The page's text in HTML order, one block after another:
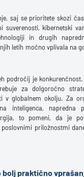
saj se prioritete skozi
suverenosti, kibernetski
in drugih
letih močno vplivala na
področij je
za dolgoročno
v globalnem okolju. Za
inteligenca, napredna
to pomeni, da je
priložnostmi
bolj praktično